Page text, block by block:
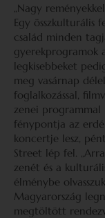
„Nagy
Egy összkulturális
család minden
gyerekprogramok
legkisebbeket
meg vasárnap
foglalkozással,
zenei programmal
fénypontja az
koncertje lesz,
Street lép fel.
zenét és a
élménybe
Magyarország
megtöltött